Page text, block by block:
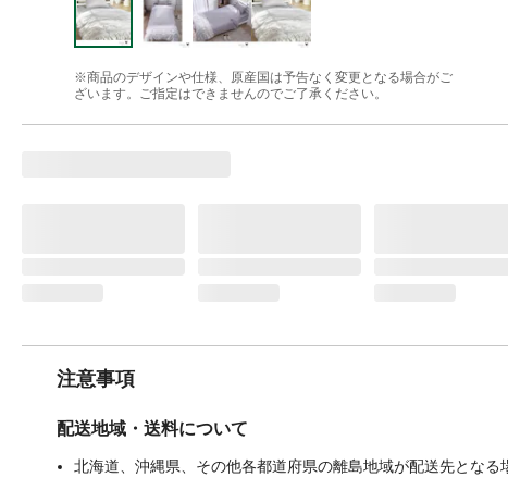
※商品のデザインや仕様、原産国は予告なく変更となる場合がご
ざいます。ご指定はできませんのでご了承ください。
注意事項
配送地域・送料について
北海道、沖縄県、その他各都道府県の離島地域が配送先とな